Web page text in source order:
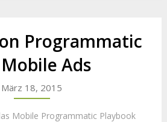
Programmatic
Ads
März 18, 2015
Mobile Programmatic Playbook